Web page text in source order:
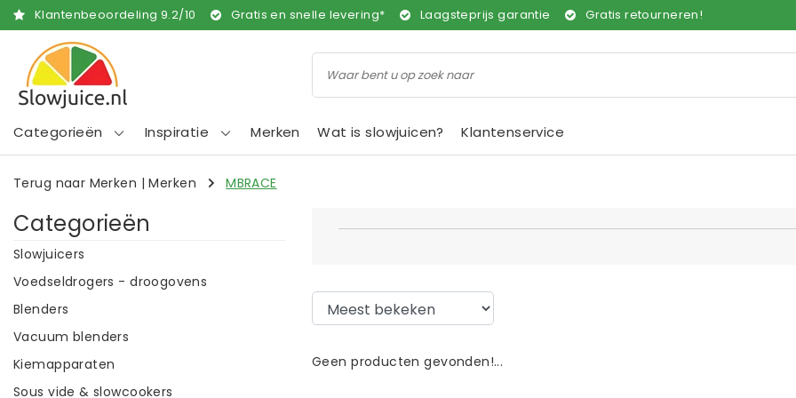
Klantenbeoordeling 9.2/10 Gratis en snelle levering* Laagsteprijs garantie Gratis retourneren!
Categorieën Inspiratie Merken Wat is slowjuicen? Klantenservice
Terug naar Merken |Merken MBRACE
Categorieën
Slowjuicers
Voedseldrogers - droogovens
Blenders
Vacuum blenders
Kiemapparaten
Sous vide & slowcookers
Geen producten gevonden!...